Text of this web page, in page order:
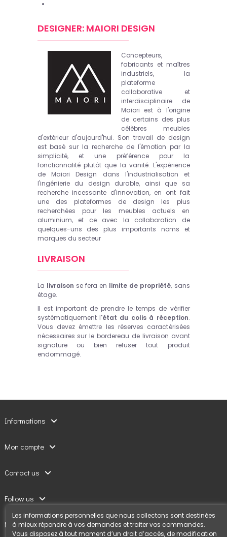
DESIGNER: MAIORI DESIGN
Concepteurs,
fabricants et maîtres
industriels, la
plateforme
collaborative et
interdisciplinaire de
Maiori est à l'origine
de certains des plus
célèbres meubles
d'extérieur d'aujourd'hui. Son travail de design
est basé sur la recherche de l'émotion par la
simplicité, et une préférence pour la
fonctionnalité plutôt que la vanité. L'expérience
de Maiori Design dans l'industrialisation et
l'ingénierie du design durable, ainsi que sa
recherche incessante d'innovation, en ont fait
une des plateformes de design les plus
recherchées pour les meubles actuels en
aluminium, et ce avec la collaboration de
quelques-uns des plus importants noms et
marques du secteur
LIVRAISON
La livraison se fera en limite de propriété, sans
étage.
Il est important de prendre le temps de vérifier
systématiquement l'état du colis à réception.
Vous devez émettre les réserves caractérisées
nécessaires sur le bordereau de livraison avant
signature ou bien refuser tout produit
endommagé.
Informations
Mon compte
Contact us
Follow us
Newsletter
Les informations personnelles que nous collectons sont destinées
à mieux répondre à vos demandes et traiter vos commandes.
Vous disposez à tout moment d’un droit d’accès, de modification